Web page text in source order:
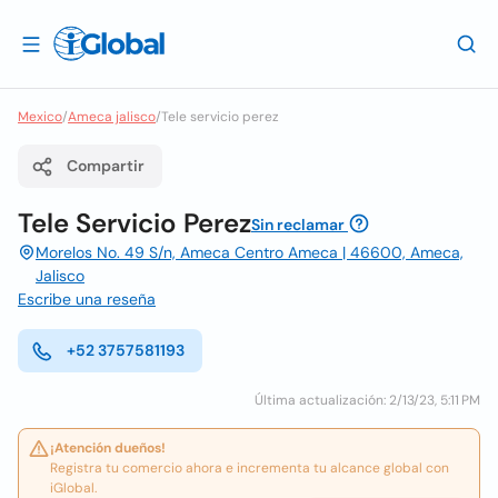
Mexico/Ameca jalisco/Tele servicio perez
Compartir
Tele Servicio PerezSin reclamar
Morelos No. 49 S/n, Ameca Centro Ameca | 46600, Ameca,
Jalisco
Escribe una reseña
+52 3757581193
Última actualización: 2/13/23, 5:11 PM
¡Atención dueños!
Registra tu comercio ahora e incrementa tu alcance global con
iGlobal.